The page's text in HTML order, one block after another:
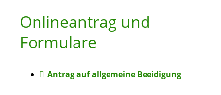
Onlineantrag und
Formulare
Antrag auf allgemeine Beeidigung